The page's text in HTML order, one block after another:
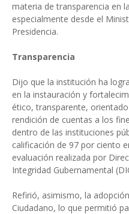
materia de transparencia en
especialmente desde el
Presidencia.
Transparencia
Dijo que la institución ha
en la instauración y
ético, transparente,
rendición de cuentas a los
dentro de las instituciones
calificación de 97 por ciento
evaluación realizada por
Integridad Gubernamental
Refirió, asimismo, la
Ciudadano, lo que permitió